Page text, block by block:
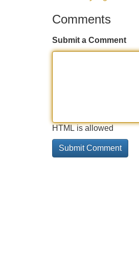
Comments
Submit a Comment
HTML is allowed